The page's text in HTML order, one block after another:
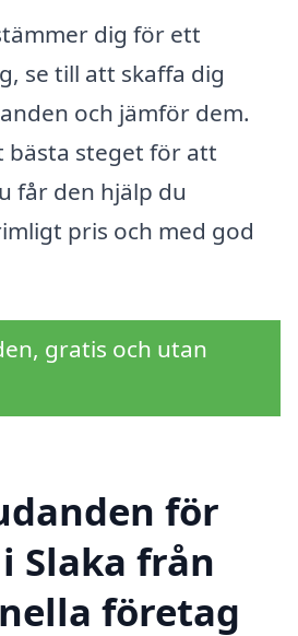
dig för ett
se till att skaffa dig
och jämför dem.
bästa steget för att
får den hjälp du
pris och med god
gratis och utan
för
Slaka från
företag